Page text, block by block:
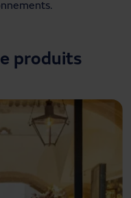
produits